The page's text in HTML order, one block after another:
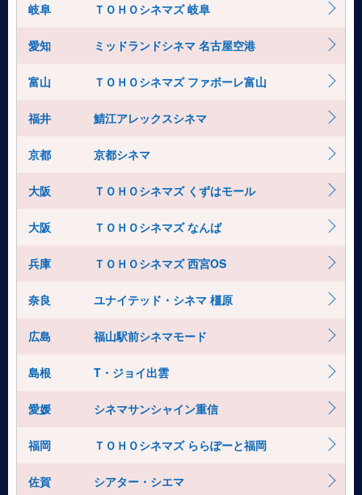
岐阜 ＴＯＨＯシネマズ 岐阜
愛知 ミッドランドシネマ 名古屋空港
富山 ＴＯＨＯシネマズ ファボーレ富山
福井 鯖江アレックスシネマ
京都 京都シネマ
大阪 ＴＯＨＯシネマズ くずはモール
大阪 ＴＯＨＯシネマズ なんば
兵庫 ＴＯＨＯシネマズ 西宮OS
奈良 ユナイテッド・シネマ 橿原
広島 福山駅前シネマモード
島根 T・ジョイ出雲
愛媛 シネマサンシャイン重信
福岡 ＴＯＨＯシネマズ ららぽーと福岡
佐賀 シアター・シエマ